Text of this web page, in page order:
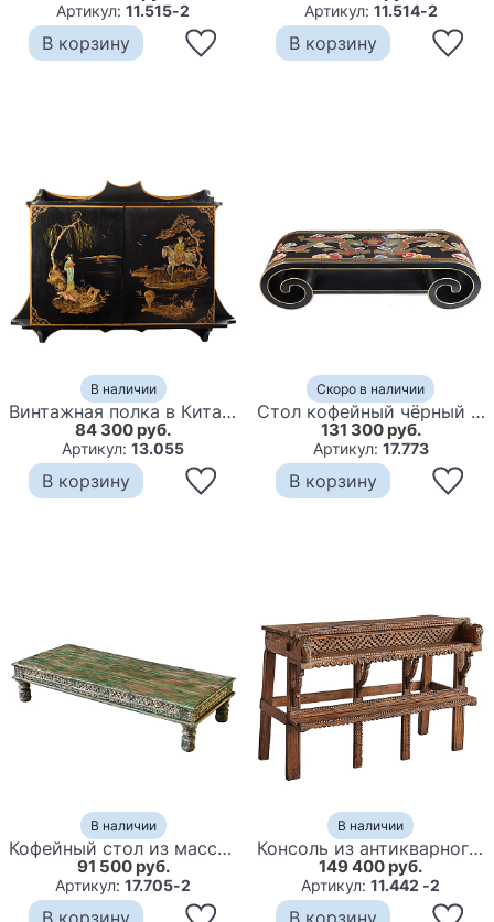
Артикул:11.515-2
В корзину
Артикул: 11.514-2
В корзину
В наличии
Винтажная полка в Китайском стиле c ручной росписью Chinese Shelf Black
84 300 руб.
Артикул:13.055
В корзину
Скоро в наличии
Стол кофейный чёрный в китайском стиле с росписью Chinese Guest
131 300 руб.
Артикул: 17.773
В корзину
В наличии
Кофейный стол из массива тропического дерева с резным декором Capellan Green Coffee Table
91 500 руб.
Артикул:17.705-2
В наличии
Консоль из антикварного тика Aleta Wooden Console
149 400 руб.
Артикул:11.442 -2